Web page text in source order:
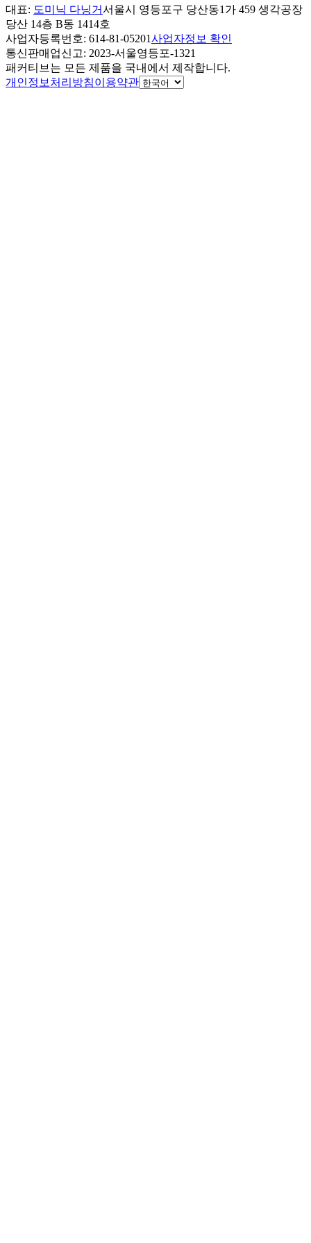
대표: 도미닉 다닝거서울시 영등포구 당산동1가 459 생각공장
당산 14층 B동 1414호
사업자등록번호: 614-81-05201사업자정보 확인
통신판매업신고: 2023-서울영등포-1321
패커티브는 모든 제품을 국내에서 제작합니다.
개인정보처리방침이용약관